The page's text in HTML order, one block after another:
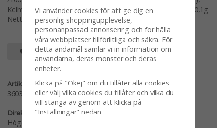
Kolhydrater 94g (varav sockerarter 94g), Protein 3g, Salt <0,1g
Nettovikt: 100g
SPARA SOM FAVORIT
Artikelnummer:
360300
Direktlänk:
Högerklicka och kopiera adressen
Vi använder cookies för att ge dig en
personlig shoppingupplevelse,
personanpassad annonsering och för hålla
våra webbplatser tillförlitliga och säkra. För
detta ändamål samlar vi in information om
användarna, deras mönster och deras
enheter.
Klicka på "Okej" om du tillåter alla cookies
eller välj vilka cookies du tillåter och vilka du
vill stänga av genom att klicka på
"Inställningar" nedan.